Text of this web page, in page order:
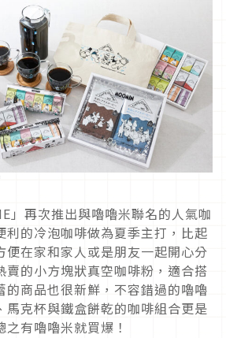
」再次推出與嚕嚕米聯名的人氣咖
利的冷泡咖啡做為夏季主打，比起
便在家和家人或是朋友一起開心分
賣的小方塊狀真空咖啡粉，適合搭
的商品也很新鮮，不容錯過的嚕嚕
馬克杯與鐵盒餅乾的咖啡組合更是
有嚕嚕米就買爆！